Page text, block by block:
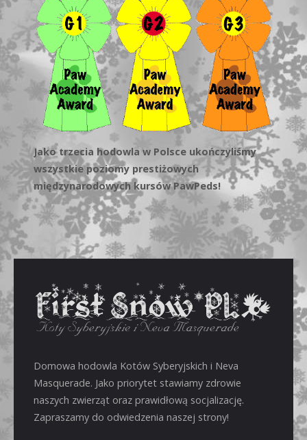
Jako trzecia hodowla w Polsce ukończyliśmy
wszystkie poziomy prestiżowych
międzynarodowych kursów PawPeds!
Domowa hodowla Kotów Syberyjskich i Neva
Masquerade. Jako priorytet stawiamy zdrowie
naszych zwierząt oraz prawidłową socjalizację.
Zapraszamy do odwiedzenia naszej strony!